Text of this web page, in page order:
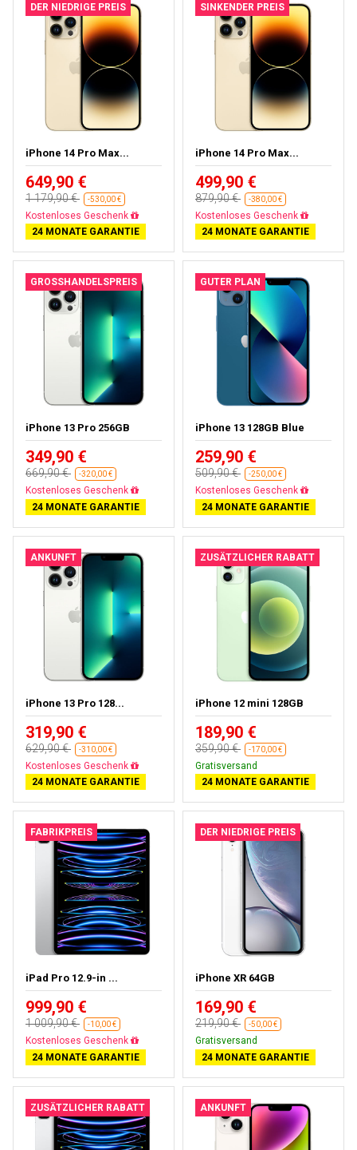
DER NIEDRIGE PREIS
iPhone 14 Pro Max...
649,90 €
1 179,90 € -530,00 €
Gratisversand
24 MONATE GARANTIE
SINKENDER PREIS
iPhone 14 Pro Max...
499,90 €
879,90 € -380,00 €
Gratisversand
24 MONATE GARANTIE
GROSSHANDELSPREIS
iPhone 13 Pro 256GB
349,90 €
669,90 € -320,00 €
Gratisversand
24 MONATE GARANTIE
GUTER PLAN
iPhone 13 128GB Blue
259,90 €
509,90 € -250,00 €
Gratisversand
24 MONATE GARANTIE
ANKUNFT
iPhone 13 Pro 128...
319,90 €
629,90 € -310,00 €
Gratisversand
24 MONATE GARANTIE
ZUSÄTZLICHER RABATT
iPhone 12 mini 128GB
189,90 €
359,90 € -170,00 €
Gratisversand
24 MONATE GARANTIE
FABRIKPREIS
iPad Pro 12.9-in ...
999,90 €
1 009,90 € -10,00 €
Fast ausverkauft
24 MONATE GARANTIE
DER NIEDRIGE PREIS
iPhone XR 64GB
169,90 €
219,90 € -50,00 €
Gratisversand
24 MONATE GARANTIE
ZUSÄTZLICHER RABATT ANKUNFT